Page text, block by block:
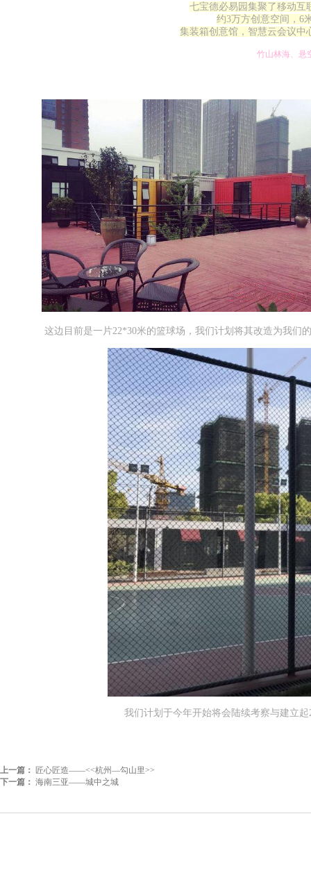
七宝德必易园集聚了移动互
约3万方创意空间，6
集装箱创意馆，智慧云会议中
竹山林海、悬
这边目前是一片22*30米的篮球场，我们计划将其改造为我
我们计划于今年开始将会陆续考察与建立
上一篇：
匠心匠造——<<杭州—勾山里>>
下一篇： 海南三亚——城中之城